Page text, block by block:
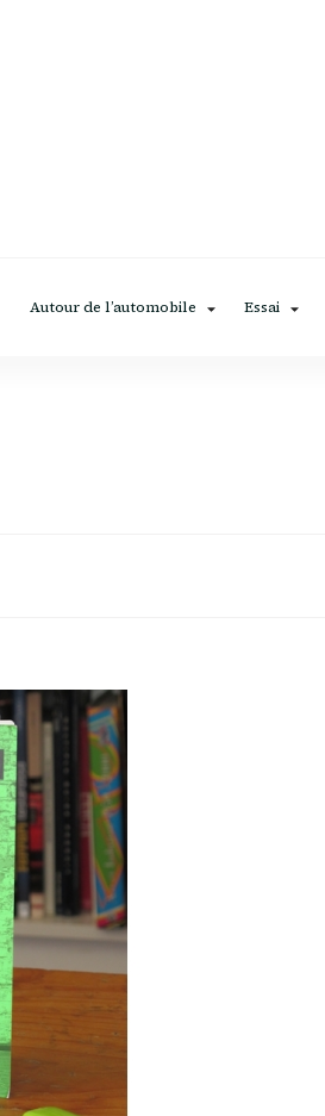
Autour de l’automobile Essai